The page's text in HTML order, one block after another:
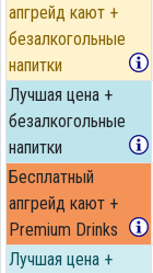
апгрейд кают +
безалкогольные
напитки
Лучшая цена +
безалкогольные
напитки
Бесплатный
апгрейд кают +
Premium Drinks
Лучшая цена +